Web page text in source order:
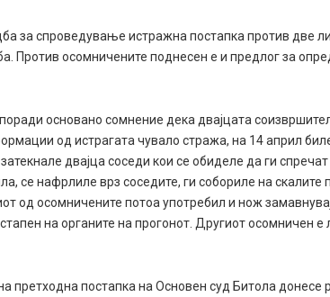
за спроведување истражна постапка против две
Против осомничените поднесен е и предлог за
основано сомнение дека двајцата
од истрагата чувало стража, на 14 април
двајца соседи кои се обиделе да ги спречат
се нафрлиле врз соседите, ги собориле на скалите
од осомничените потоа употребил и нож
на органите на прогонот. Другиот осомничен
претходна постапка на Основен суд Битола донесе